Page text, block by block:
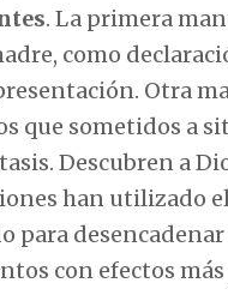
. La primera
como
Otra
que sometidos a
Descubren a
han utilizado
para
con efectos